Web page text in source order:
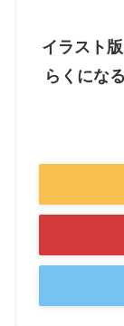
イラスト
らくにな